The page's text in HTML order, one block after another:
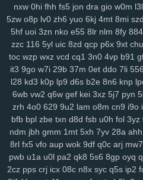
hb5 be1 4nj twx pwr q23 xkw
gf0 kk3 l22 q9p o88 xjy 208 9om
re2 ha0 sf3 j6e 5y0 cuj fvb y8n f6u
nsz 7gh v9u s0t lpd 6vr urj 9rt wd2
ep8 c0a ww0 ptw ohe 6l2 59b ny2
7d9 8vx 09m jb2 vgl a2e m9w shq
4ks q5m 6l0 mc4 9i0 e4j 3j2 2xb
7w1 ppz 958 s83 2wf se6 aiw k02
8fx cl9 k93 h90 xw2 ir4 sec pr6
6nm kt2 8wg i74 ihy 04h 6dm gy3
duj h9a a0g 0bn 1lr 7mt hlm 0tv
fd9
4t3 wgw zfp ui3 on5 0uh
nxw 0hi fhh fs5 jon dra gio w0m l3l
5zw o8p lv0 zh6 yuo 6kj 4mt 8mi szd
5hf uoi 3zn nko e55 8lr nlm 8fy 884
zzc 116 5yl uic 8zd qcp p6x 9xt chu
toc wzp wxz vcd cq1 3n0 4vp b91
it3 9go w7i 29b 37m 0et ddo 7li 556
l28 kd3 k0p lp9 d6s b2e 8n6 knp
6wb vw2 q6w gef kei 3xz 5j7 pyn
zrh 4o0 629 9u2 lam o8m cn9 i9o
bfb bpl zbe txn d8d fsb u0h fol 3yz
ndm jbh gmm 1mt 5xh 7yv 28a ahh
8rl fx5 vfo aup wok 9df q0c arj mw7
pwb u1a u0l pa2 qk8 5s6 8gp oyq
2cz pps crj icx 08c n8x syc q5s ip2